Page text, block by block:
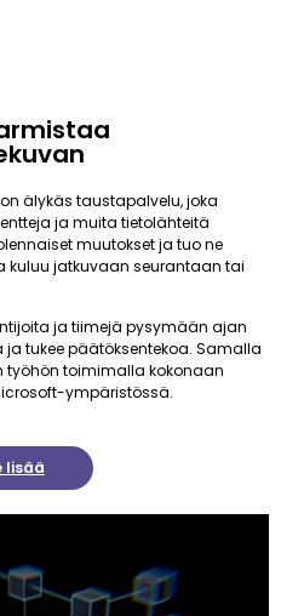
älykäs taustapalvelu, joka
ja muita tietolähteitä
muutokset ja tuo ne
kuluu jatkuvaan seurantaan tai
ja tiimejä pysymään ajan
tukee päätöksentekoa. Samalla
toimimalla kokonaan
ympäristössä.
lisää